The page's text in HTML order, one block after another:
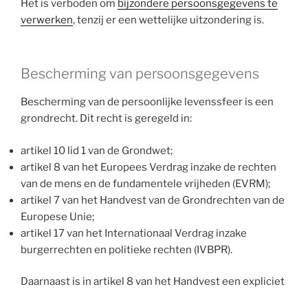
Het is verboden om bijzondere persoonsgegevens te
verwerken, tenzij er een wettelijke uitzondering is.
Bescherming van persoonsgegevens
Bescherming van de persoonlijke levenssfeer is een
grondrecht. Dit recht is geregeld in:
artikel 10 lid 1 van de Grondwet;
artikel 8 van het Europees Verdrag inzake de rechten
van de mens en de fundamentele vrijheden (EVRM);
artikel 7 van het Handvest van de Grondrechten van de
Europese Unie;
artikel 17 van het Internationaal Verdrag inzake
burgerrechten en politieke rechten (IVBPR).
Daarnaast is in artikel 8 van het Handvest een expliciet